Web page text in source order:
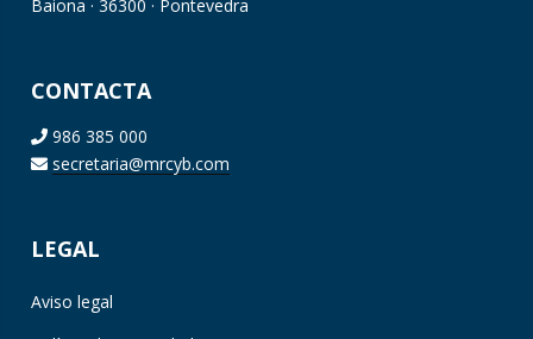
Baiona · 36300 · Pontevedra
CONTACTA
986 385 000
secretaria@mrcyb.com
LEGAL
Aviso legal